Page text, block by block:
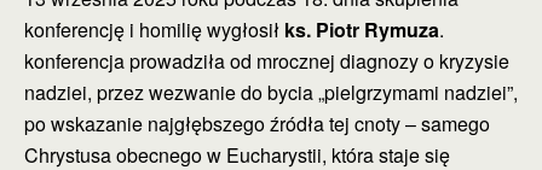
konferencję i homilię wygłosił ks. Piotr Rymuza.
konferencja prowadziła od mrocznej diagnozy o kryzysie
nadziei, przez wezwanie do bycia „pielgrzymami nadziei”,
po wskazanie najgłębszego źródła tej cnoty – samego
Chrystusa obecnego w Eucharystii, która staje się